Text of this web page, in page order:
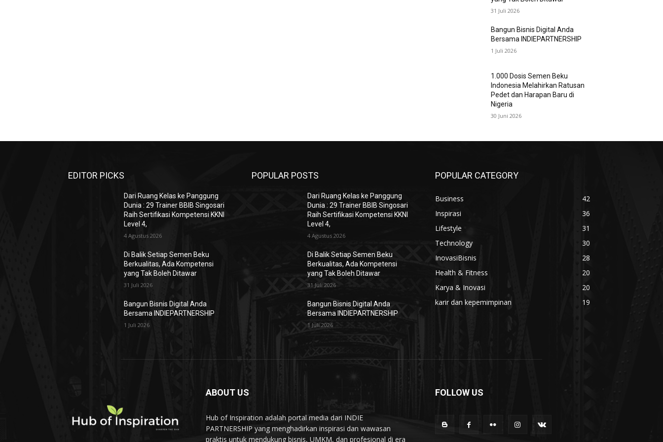
31 Juli 2026
Bangun Bisnis Digital Anda
Bersama INDIEPARTNERSHIP
1 Juli 2026
1.000 Dosis Semen Beku
Indonesia Melahirkan Ratusan
Pedet dan Harapan Baru di
Nigeria
30 Juni 2026
EDITOR PICKS
Dari Ruang Kelas ke Panggung
Dunia : 29 Trainer BBIB Singosari
Raih Sertifikasi Kompetensi KKNI
Level 4,
4 Agustus 2026
Di Balik Setiap Semen Beku
Berkualitas, Ada Kompetensi
yang Tak Boleh Ditawar
31 Juli 2026
Bangun Bisnis Digital Anda
Bersama INDIEPARTNERSHIP
1 Juli 2026
POPULAR POSTS
Dari Ruang Kelas ke Panggung
Dunia : 29 Trainer BBIB Singosari
Raih Sertifikasi Kompetensi KKNI
Level 4,
4 Agustus 2026
Di Balik Setiap Semen Beku
Berkualitas, Ada Kompetensi
yang Tak Boleh Ditawar
31 Juli 2026
Bangun Bisnis Digital Anda
Bersama INDIEPARTNERSHIP
1 Juli 2026
POPULAR CATEGORY
Business
42
Inspirasi
36
Lifestyle
31
Technology
30
InovasiBisnis
28
Health & Fitness
20
Karya & Inovasi
20
karir dan kepemimpinan
19
ABOUT US
Hub of Inspiration adalah portal media dari INDIE
PARTNERSHIP yang menghadirkan inspirasi dan wawasan
praktis untuk mendukung bisnis, UMKM, dan profesional di era
FOLLOW US